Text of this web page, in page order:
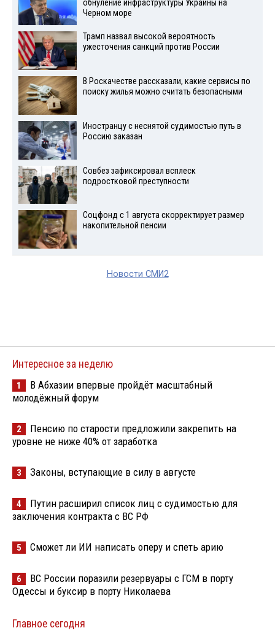
обнуление инфраструктуры Украины на
Черном море
Трамп назвал высокой вероятность
ужесточения санкций против России
В Роскачестве рассказали, какие сервисы по
поиску жилья можно считать безопасными
Иностранцу с неснятой судимостью путь в
Россию заказан
Совбез зафиксировал всплеск
подростковой преступности
Соцфонд с 1 августа скорректирует размер
накопительной пенсии
Новости СМИ2
Интересное за неделю
1
В Абхазии впервые пройдёт масштабный
молодёжный форум
2
Пенсию по старости предложили закрепить на
уровне не ниже 40% от заработка
3 Законы, вступающие в силу в августе
4
Путин расширил список лиц с судимостью для
заключения контракта с ВС РФ
5 Сможет ли ИИ написать оперу и спеть арию
6
ВС России поразили резервуары с ГСМ в порту
Одессы и буксир в порту Николаева
Главное сегодня